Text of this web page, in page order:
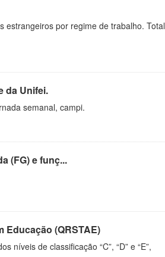
estrangeiros por regime de trabalho. Total
da Unifei.
semanal, campi.
(FG) e funç...
Educação (QRSTAE)
níveis de classificação “C”, “D” e “E”,